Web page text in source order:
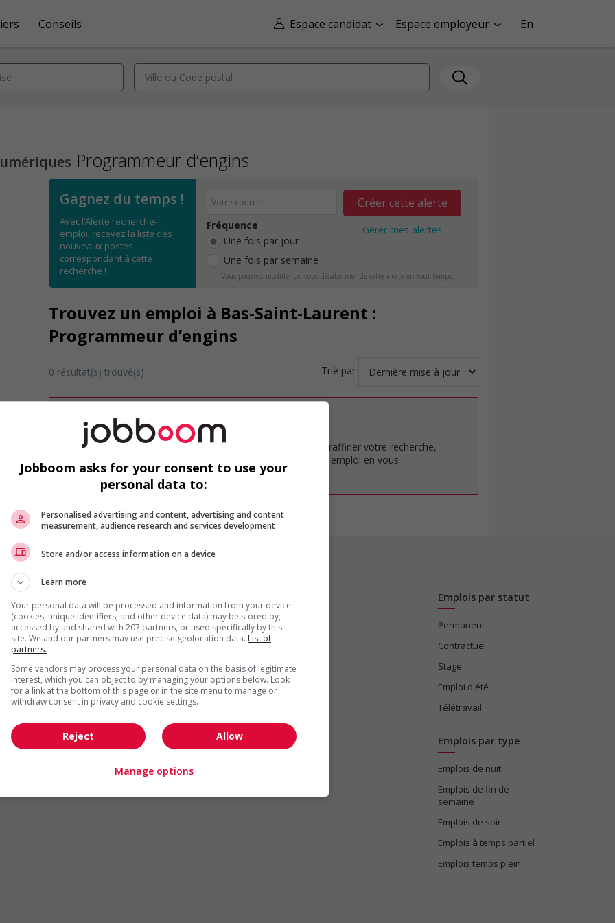
Espace candidat Espace employeur En
Conseils
Programmeur d’engins
Gagnez du temps !
Avec l’Alerte recherche-
emploi, recevez la liste des
nouveaux postes
correspondant à cette
recherche !
Fréquence
Une fois par jour
Une fois par semaine
Créer cette alerte
Gérer mes alertes
Vous pourrez modifier ou vous désabonner de cette alerte en tout temps.
Trouvez un emploi à Bas-Saint-Laurent :
Programmeur d’engins
0 résultat(s) trouvé(s) Trié par
Désolé, cette recherche n'a produit aucun résultat.
Veuillez faire une nouvelle recherche.
Vous pouvez en tout temps utiliser nos outils pour raffiner votre recherche,
ou chercher un poste selon votre profil d'intérêt en emploi en vous
inscrivantcomme membre Jobboom.
Arts et métiers de la mode Automobile et transport
Cadres supérieurs
Commerce / Offres de services
Comptabilité / Assurance
Construction / Manutention
Droit
Ingénierie / Sciences
Marketing / Communication
Ressources humaines
Tourisme / Hôtellerie
Santé
Emplois par statut
Permanent
Contractuel
Stage
Emploi d'été
Télétravail
Emplois par type
Emplois de nuit
Emplois de fin de
semaine
Emplois de soir
Emplois à temps partiel
Emplois temps plein
Jobboom asks for your consent to use your
personal data to:
Personalised advertising and content, advertising and content
measurement, audience research and services development
Store and/or access information on a device
Learn more
Your personal data will be processed and information from your device
(cookies, unique identifiers, and other device data) may be stored by,
accessed by and shared with 207 partners, or used specifically by this
site. We and our partners may use precise geolocation data. List of
partners.
Some vendors may process your personal data on the basis of legitimate
interest, which you can object to by managing your options below. Look
for a link at the bottom of this page or in the site menu to manage or
withdraw consent in privacy and cookie settings.
Allow
Reject
Manage options